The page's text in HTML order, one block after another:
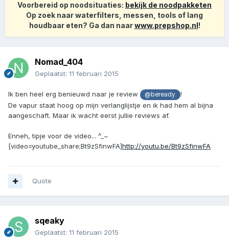
Voorbereid op noodsituaties: bekijk de noodpakketen
Op zoek naar waterfilters, messen, tools of lang
houdbaar eten? Ga dan naarwww.prepshop.nl!
Nomad_404
Geplaatst: 11 februari 2015
Ik ben heel erg benieuwd naar je review @beready
!
De vapur staat hoog op mijn verlanglijstje en ik had hem al bijna
aangeschaft. Maar ik wacht eerst jullie reviews af.
Enneh, tipje voor de video... ^_~
[video=youtube_share;Bt9zSfinwFA]http://youtu.be/Bt9zSfinwFA
Quote
sqeaky
Geplaatst: 11 februari 2015